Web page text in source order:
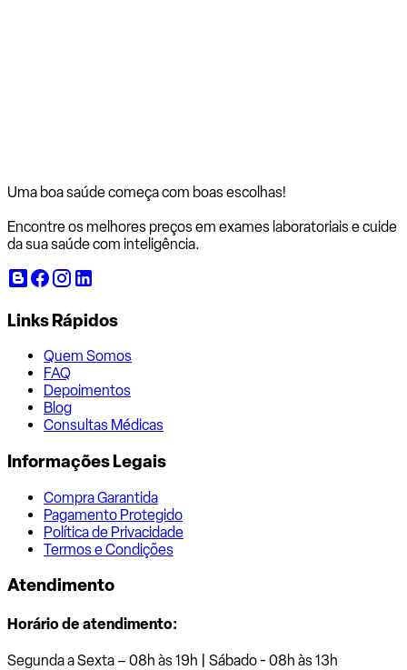
Uma boa saúde começa com boas escolhas!
Encontre os melhores preços em exames laboratoriais e cuide
da sua saúde com inteligência.
Links Rápidos
Quem Somos
FAQ
Depoimentos
Blog
Consultas Médicas
Informações Legais
Compra Garantida
Pagamento Protegido
Política de Privacidade
Termos e Condições
Atendimento
Horário de atendimento:
Segunda a Sexta – 08h às 19h | Sábado - 08h às 13h